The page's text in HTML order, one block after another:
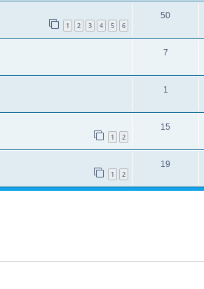
1 2 3 4 5 6
50
7
1
1 2
15
1 2
19